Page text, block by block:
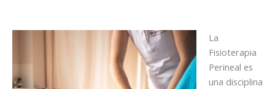
La
Fisioterapia
Perineal es
una disciplina